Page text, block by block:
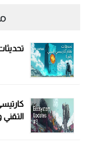
تحديثات
التقني